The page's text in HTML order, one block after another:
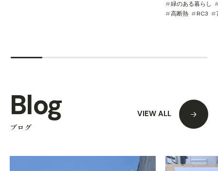
緑のある暮らし
高断熱
RC3
ブログ
Blog VIEW ALL